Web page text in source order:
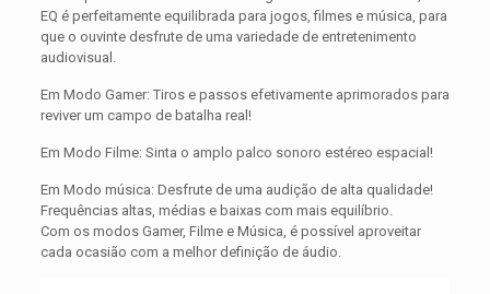
EQ é perfeitamente equilibrada para jogos, filmes e música, para
que o ouvinte desfrute de uma variedade de entretenimento
audiovisual.
Em Modo Gamer: Tiros e passos efetivamente aprimorados para
reviver um campo de batalha real!
Em Modo Filme: Sinta o amplo palco sonoro estéreo espacial!
Em Modo música: Desfrute de uma audição de alta qualidade!
Frequências altas, médias e baixas com mais equilíbrio.
Com os modos Gamer, Filme e Música, é possível aproveitar
cada ocasião com a melhor definição de áudio.